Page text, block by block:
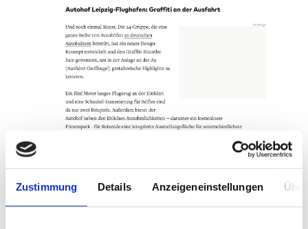
Zustimmung Details Anzeigeneinstellungen
Die Urlaubssaison beginnt, aber vor der Erholung liegt
eine lange Autofahrt. Wer heil ankommen will, sollte